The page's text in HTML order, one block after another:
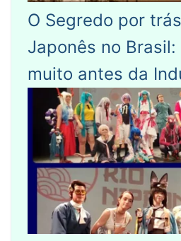
O Segredo por
Japonês no Brasil:
muito antes da